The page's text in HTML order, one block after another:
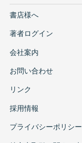
書店様へ
著者ログイン
会社案内
お問い合わせ
リンク
採用情報
プライバシーポリシー